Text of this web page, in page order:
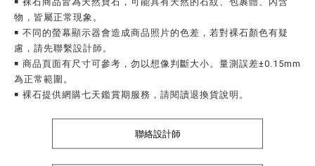
物，皆屬正常現象。
￭ 不同的螢幕顯示器會造成商品照片的色差，若對裸石顏色有疑
慮，請先聯繫設計師。
￭ 商品頁面有尺寸可參考，勿以想像判斷大小。量測誤差±0.15mm
為正常範圍。
￭ 裸石提供網購七天鑑賞期服務，請閱讀退換貨說明。
聯絡設計師